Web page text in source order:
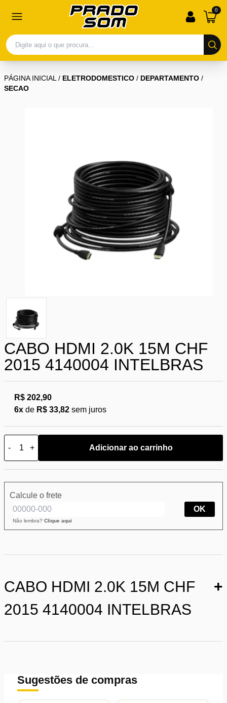
0
PÁGINA INICIAL/ ELETRODOMESTICO / DEPARTAMENTO /
SECAO
CABO HDMI 2.0K 15M CHF
2015 4140004 INTELBRAS
R$ 202,90
6x de R$ 33,82 sem juros
- + Adicionar ao carrinho
Calcule o frete
Não lembra? Clique aqui
OK
CABO HDMI 2.0K 15M CHF
2015 4140004 INTELBRAS
+
Sugestões de compras